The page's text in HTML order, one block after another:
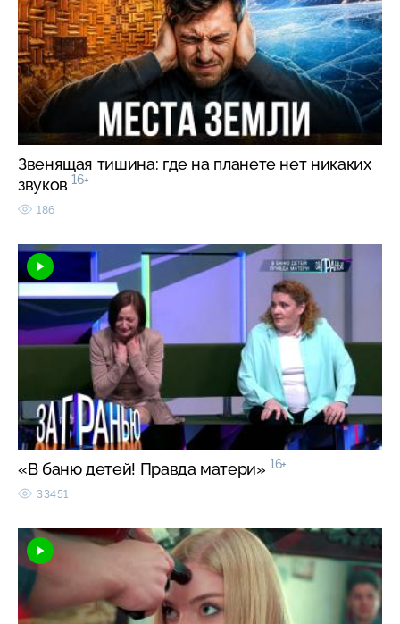
Звенящая тишина: где на планете нет никаких
звуков 16+
186
«В баню детей! Правда матери» 16+
33451